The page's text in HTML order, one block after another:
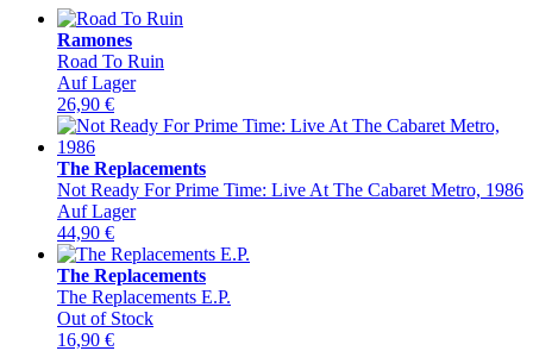
Ramones
Road To Ruin
Auf Lager
26,90 €
The Replacements
Not Ready For Prime Time: Live At The Cabaret Metro, 1986
Auf Lager
44,90 €
The Replacements
The Replacements E.P.
Out of Stock
16,90 €